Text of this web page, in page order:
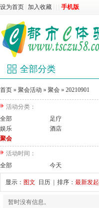
设为首页 加入收藏 手机版
全部分类
首页 » 聚会活动 » 聚会 » 20210901
活动分类：
全部
足疗
娱乐
酒店
聚会
活动时间：
全部
今天
显示： 图文 日历 | 排序： 最新发起
暂时没有信息。